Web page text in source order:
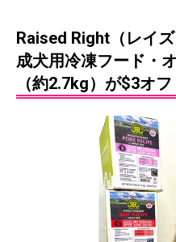
Raised Right（レイズ
成犬用冷凍フード・
（約2.7kg）が$3オフ